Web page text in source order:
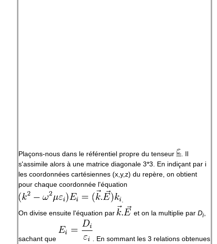
Plaçons-nous dans le référentiel propre du tenseur
. Il
s'assimile alors à une matrice diagonale 3*3. En indiçant par i
les coordonnées cartésiennes (x,y,z) du repère, on obtient
pour chaque coordonnée l'équation
On divise ensuite l'équation par
et on la multiplie par Di
sachant que
. En sommant les 3 relations obtenues